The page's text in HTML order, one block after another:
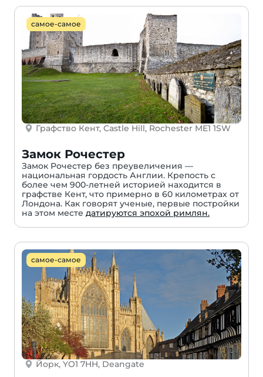
самое-самое
Графство Кент, Castle Hill, Rochester ME1 1SW
Замок Рочестер
Замок Рочестер без преувеличения —
национальная гордость Англии. Крепость с
более чем 900-летней историей находится в
графстве Кент, что примерно в 60 километрах от
Лондона. Как говорят ученые, первые постройки
на этом месте датируются эпохой римлян.
самое-самое
Йорк, YO1 7HH, Deangate